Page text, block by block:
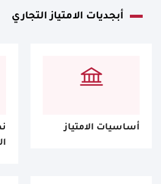
أبجديات الامتياز التجاري
أساسيات الامتياز